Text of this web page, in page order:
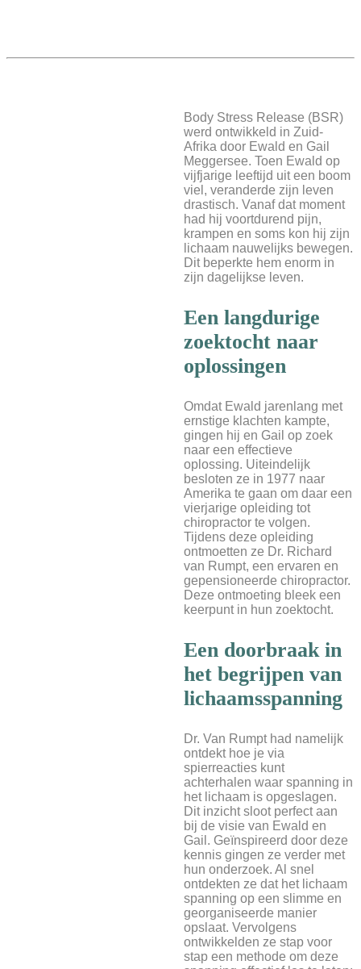
Body Stress Release (BSR)
werd ontwikkeld in Zuid-
Afrika door Ewald en Gail
Meggersee. Toen Ewald op
vijfjarige leeftijd uit een boom
viel, veranderde zijn leven
drastisch. Vanaf dat moment
had hij voortdurend pijn,
krampen en soms kon hij zijn
lichaam nauwelijks bewegen.
Dit beperkte hem enorm in
zijn dagelijkse leven.
Een langdurige
zoektocht naar
oplossingen
Omdat Ewald jarenlang met
ernstige klachten kampte,
gingen hij en Gail op zoek
naar een effectieve
oplossing. Uiteindelijk
besloten ze in 1977 naar
Amerika te gaan om daar een
vierjarige opleiding tot
chiropractor te volgen.
Tijdens deze opleiding
ontmoetten ze Dr. Richard
van Rumpt, een ervaren en
gepensioneerde chiropractor.
Deze ontmoeting bleek een
keerpunt in hun zoektocht.
Een doorbraak in
het begrijpen van
lichaamsspanning
Dr. Van Rumpt had namelijk
ontdekt hoe je via
spierreacties kunt
achterhalen waar spanning in
het lichaam is opgeslagen.
Dit inzicht sloot perfect aan
bij de visie van Ewald en
Gail. Geïnspireerd door deze
kennis gingen ze verder met
hun onderzoek. Al snel
ontdekten ze dat het lichaam
spanning op een slimme en
georganiseerde manier
opslaat. Vervolgens
ontwikkelden ze stap voor
stap een methode om deze